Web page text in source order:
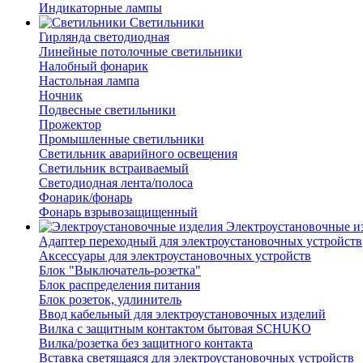
Индикаторные лампы
Светильники
Гирлянда светодиодная
Линейные потолочные светильники
Налобный фонарик
Настольная лампа
Ночник
Подвесные светильники
Прожектор
Промышленные светильники
Светильник аварийного освещения
Светильник встраиваемый
Светодиодная лента/полоса
Фонарик/фонарь
Фонарь взрывозащищенный
Электроустановочные
Адаптер переходный для электроустановочных устройств
Аксессуары для электроустановочных устройств
Блок "Выключатель-розетка"
Блок распределения питания
Блок розеток, удлинитель
Ввод кабельный для электроустановочных изделий
Вилка с защитным контактом бытовая SCHUKO
Вилка/розетка без защитного контакта
Вставка светящаяся для электроустановочных устройств